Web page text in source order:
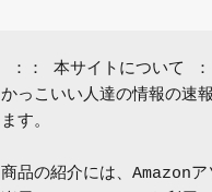
かっこいい人達の情報の速
ます。
商品の紹介には、Amazonア